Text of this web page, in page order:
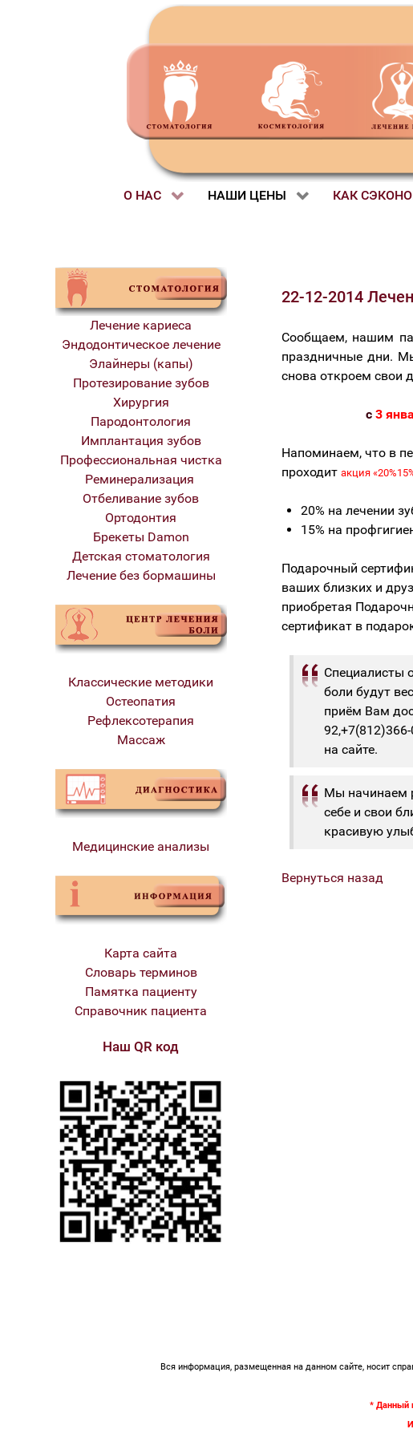
О НАС НАШИ ЦЕНЫ КАК
Лечение кариеса
Эндодонтическое лечение
Элайнеры (капы)
Протезирование зубов
Хирургия
Пародонтология
Имплантация зубов
Профессиональная чистка
Реминерализация
Отбеливание зубов
Ортодонтия
Брекеты Damon
Детская стоматология
Лечение без бормашины
Классические методики
Остеопатия
Рефлексотерапия
Массаж
Медицинские анализы
Карта сайта
Словарь терминов
Памятка пациенту
Справочник пациента
Наш QR код
22-12-2014
Сообщаем, нашим
праздничные дни.
снова откроем свои
с 3
Напоминаем, что в
проходит акция
20% на лечении
15% на
Подарочный
ваших близких и
приобретая
сертификат в
Специалисты
боли будут
приём Вам
на сайте.
Мы начинаем
себе и свои
красивую
Вернуться назад
Вся информация, размещенная на данном сайте, носит
* Данный